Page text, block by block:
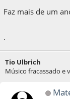
Faz mais de um
.
Tio Ulbrich
Músico fracassado e